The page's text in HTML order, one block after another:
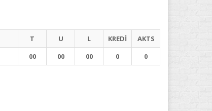
T U L KREDİ
AKTS
00 00 00 0 0